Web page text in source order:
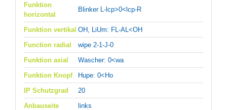
Funktion
horizontal
Blinker L-lcp>0<lcp-R
Funktion vertikal OH, LiUm: FL-AL<OH
Function radial
wipe 2-1-J-0
Funktion axial
Wascher: 0<wa
Funktion Knopf
Hupe: 0<Ho
IP Schutzgrad
20
Anbauseite
links